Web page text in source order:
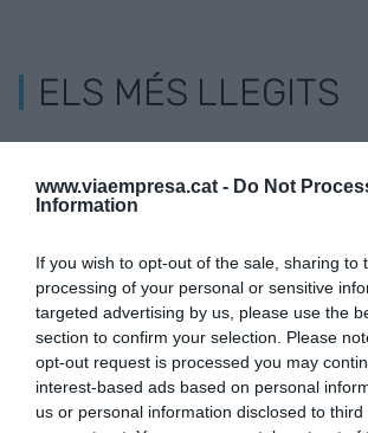
www.viaempresa.cat - Do Not
Information
If you wish to opt-out of the sale, sharing to
processing of your personal or sensitive
targeted advertising by us, please use the
section to confirm your selection. Please
opt-out request is processed you may
interest-based ads based on personal
us or personal information disclosed to
ELS MÉS LLEGITS